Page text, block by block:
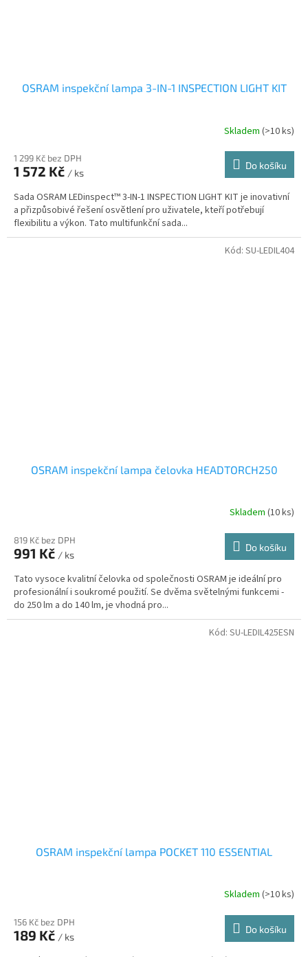
OSRAM inspekční lampa 3-IN-1 INSPECTION LIGHT KIT
Skladem (>10 ks)
1 299 Kč bez DPH
1 572 Kč / ks
Do košíku
Sada OSRAM LEDinspect™ 3-IN-1 INSPECTION LIGHT KIT je inovativní
a přizpůsobivé řešení osvětlení pro uživatele, kteří potřebují
flexibilitu a výkon. Tato multifunkční sada...
OSRAM inspekční lampa čelovka HEADTORCH250
Skladem (10 ks)
819 Kč bez DPH
991 Kč / ks
Do košíku
Tato vysoce kvalitní čelovka od společnosti OSRAM je ideální pro
profesionální i soukromé použití. Se dvěma světelnými funkcemi -
do 250 lm a do 140 lm, je vhodná pro...
Kód: SU-LEDIL404
OSRAM inspekční lampa POCKET 110 ESSENTIAL
Skladem (>10 ks)
156 Kč bez DPH
189 Kč / ks
Do košíku
Kód: SU-LEDIL425ESN